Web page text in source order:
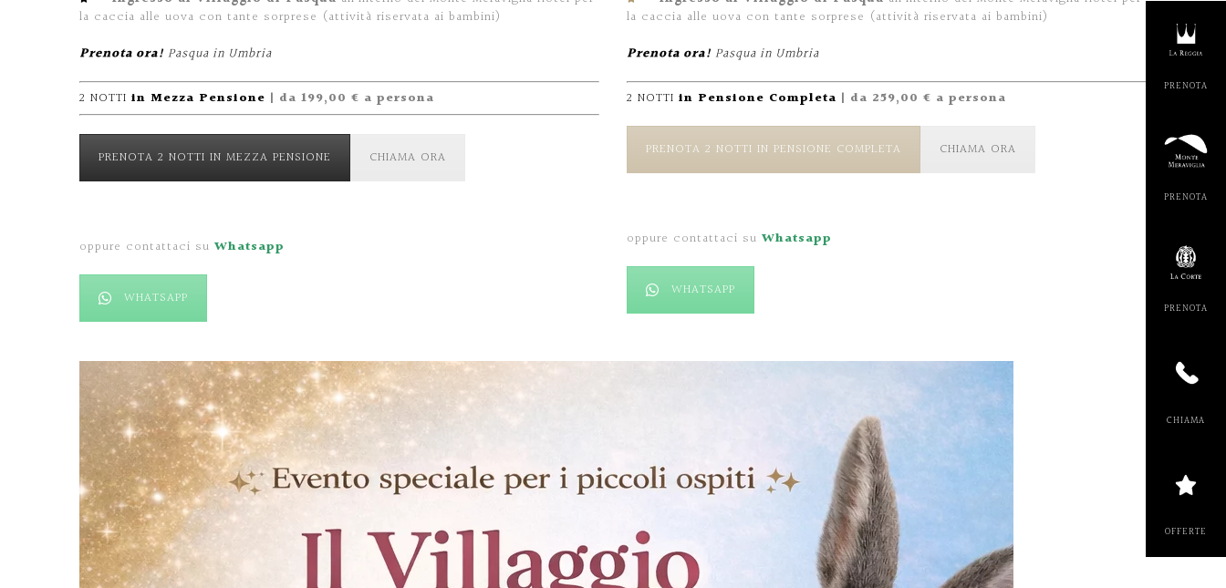
la caccia alle uova con tante sorprese (attività riservata ai bambini)
Prenota ora! Pasqua in Umbria
2 NOTTI in Mezza Pensione | da 199,00 € a persona
PRENOTA 2 NOTTI IN MEZZA PENSIONE CHIAMA ORA
oppure contattaci su Whatsapp
WHATSAPP
la caccia alle uova con tante sorprese (attività riservata ai bambini)
Prenota ora! Pasqua in Umbria
2 NOTTI in Pensione Completa | da 259,00 € a persona
PRENOTA 2 NOTTI IN PENSIONE COMPLETA CHIAMA ORA
oppure contattaci su Whatsapp
WHATSAPP